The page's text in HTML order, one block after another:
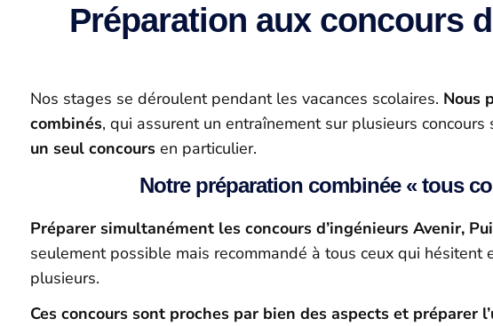
Préparation aux concours
Nos stages se déroulent pendant les vacances scolaires. Nous
combinés, qui assurent un entraînement sur plusieurs concours
un seul concoursen particulier.
Notre préparation combinée « tous
Préparer simultanément les concours d’ingénieurs Avenir,
seulement possible mais recommandé à tous ceux qui
plusieurs.
Ces concours sont proches par bien des aspects et préparer